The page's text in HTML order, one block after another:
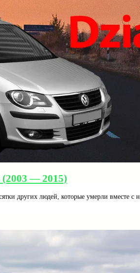
(2003 — 2015)
других людей, которые умерли вместе